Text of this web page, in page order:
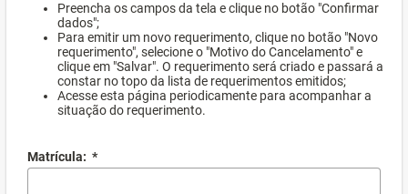
Preencha os campos da tela e clique no botão "Confirmar
dados";
Para emitir um novo requerimento, clique no botão "Novo
requerimento", selecione o "Motivo do Cancelamento" e
clique em "Salvar". O requerimento será criado e passará a
constar no topo da lista de requerimentos emitidos;
Acesse esta página periodicamente para acompanhar a
situação do requerimento.
Matrícula: *